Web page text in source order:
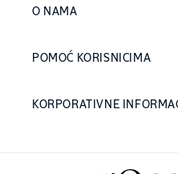
O NAMA
POMOĆ KORISNICIMA
KORPORATIVNE